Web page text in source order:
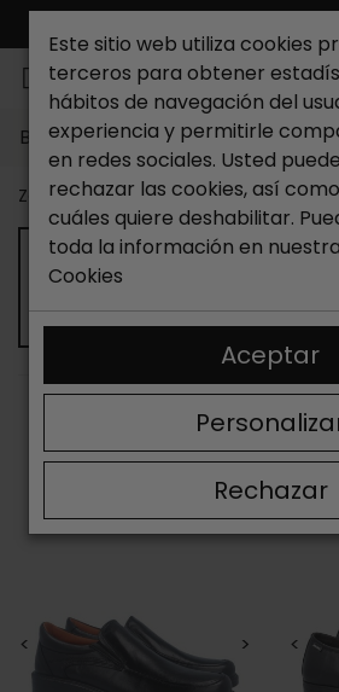
Buscar...
Zapateria Catchalot Zapatos de
ZAPATOS DE VESTIR Y
Mostrando 13-24 de 45
< > <
Este sitio web utiliza cookies
terceros para obtener
hábitos de navegación del
experiencia y permitirle
en redes sociales. Usted
rechazar las cookies, así
cuáles quiere deshabilitar.
toda la información en nuestra
Cookies
Rechazar
Aceptar